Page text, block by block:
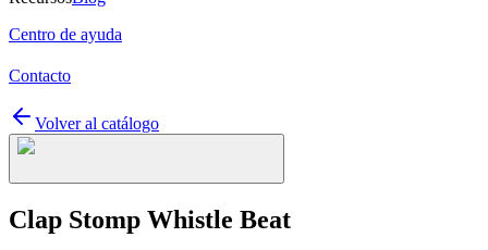
Centro de ayuda
Contacto
Volver al catálogo
Clap Stomp Whistle Beat